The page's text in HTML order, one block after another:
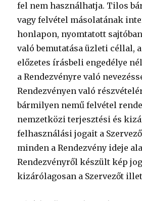
fel nem használhatja. Tilos
vagy felvétel másolatának
honlapon, nyomtatott
való bemutatása üzleti céllal,
előzetes írásbeli engedélye
a Rendezvényre való
Rendezvényen való
bármilyen nemű felvétel
nemzetközi terjesztési és
felhasználási jogait a
minden a Rendezvény ideje
Rendezvényről készült kép
kizárólagosan a Szervezőt